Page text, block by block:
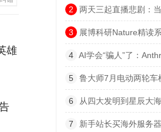
雄
师发布 巨幕书写打造折叠
2 两天三起直播悲剧：
索”
3 展博科研Nature精读
度解码小细胞肺癌的“神
部迷走神经支配到脑内突
发病机制
4 AI学会“骗人”了：
源项目植入恶意代码
5 鲁大师7月电动两轮车
首，首驱黑马杀出，系统
6 从四大发明到星辰大
科技文明跃迁的波澜壮阔
7 新手站长买海外服务